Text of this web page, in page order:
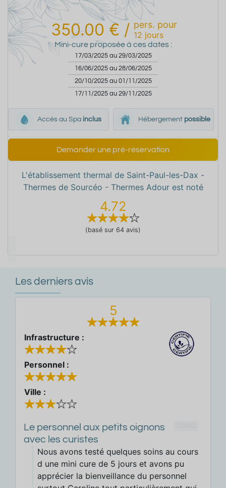
350.00 € / pers. pour
12 jours
Mini-cure proposée à ces dates :
17/03/2025 au 29/03/2025
16/06/2025 au 28/06/2025
20/10/2025 au 01/11/2025
17/11/2025 au 29/11/2025
Accès au Spa inclus Hébergement possible
Demander une pré-réservation
L'établissement thermal de Saint-Paul-les-Dax -
Thermes de Sourcéo - Thermes Adour est noté
4.72
(basé sur 64 avis)
Les derniers avis
5
Infrastructure :
Personnel :
Ville :
Le personnel aux petits oignons
avec les curistes
Nous avons testé quelques soins au cours
d une mini cure de 5 jours et avons pu
apprécier la bienveillance du personnel